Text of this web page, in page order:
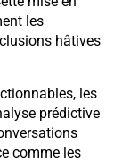
les
hâtives
les
prédictive
comme les